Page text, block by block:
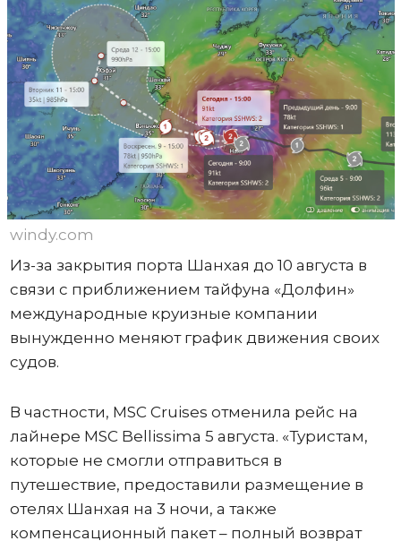
windy.com
Из-за закрытия порта Шанхая до 10 августа в
связи с приближением тайфуна «Долфин»
международные круизные компании
вынужденно меняют график движения своих
судов.
В частности, MSC Cruises отменила рейс на
лайнере MSC Bellissima 5 августа. «Туристам,
которые не смогли отправиться в
путешествие, предоставили размещение в
отелях Шанхая на 3 ночи, а также
компенсационный пакет – полный возврат